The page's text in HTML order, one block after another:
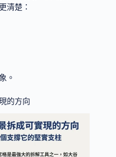
清楚：
。
的方向